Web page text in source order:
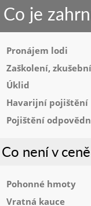
Co je
Pronájem lodi
Zaškolení,
Úklid
Havarijní pojištění
Pojištění
Co není v ceně
Pohonné hmoty
Vratná kauce